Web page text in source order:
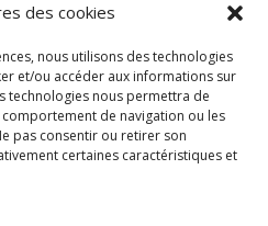
des cookies
nous utilisons des technologies
et/ou accéder aux informations sur
technologies nous permettra de
de navigation ou les
pas consentir ou retirer son
certaines caractéristiques et
ville de Pietra di Verde
village
di Verde
Verde – Réalisation